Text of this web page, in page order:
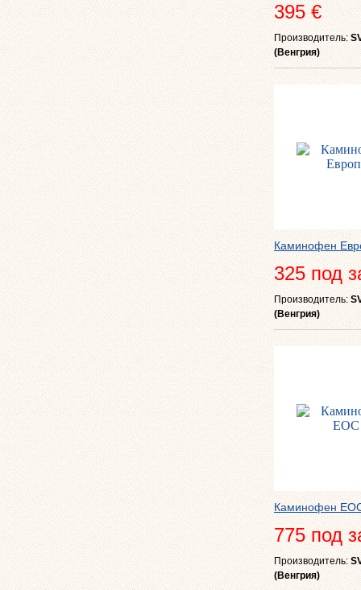
395 €
Производитель:
(Венгрия)
Каминофен
325 под
Производитель:
(Венгрия)
Каминофен
775 под
Производитель:
(Венгрия)